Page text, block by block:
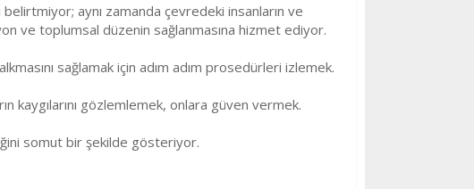
aynı zamanda çevredeki insanların ve
ve toplumsal düzenin sağlanmasına hizmet ediyor.
sağlamak için adım adım prosedürleri izlemek.
kaygılarını gözlemlemek, onlara güven vermek.
somut bir şekilde gösteriyor.